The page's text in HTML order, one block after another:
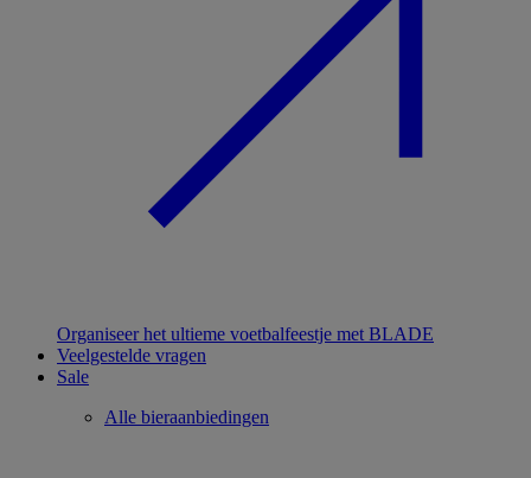
Organiseer het ultieme voetbalfeestje met BLADE
Veelgestelde vragen
Sale
Alle bieraanbiedingen